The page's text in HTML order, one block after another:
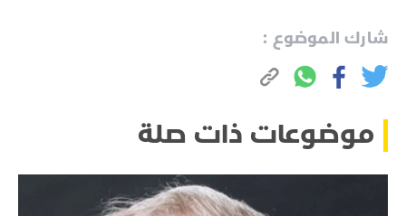
شارك الموضوع :
موضوعات ذات صلة